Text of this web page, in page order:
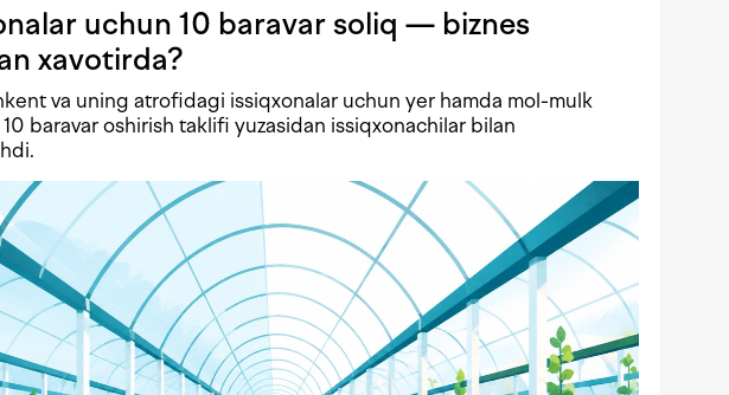
uchun 10 baravar soliq — biznes
xavotirda?
va uning atrofidagi issiqxonalar uchun yer hamda mol-mulk
baravar oshirish taklifi yuzasidan issiqxonachilar bilan